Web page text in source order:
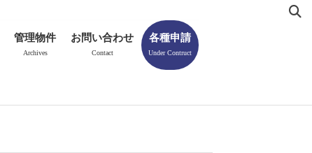
管理物件
Archives
お問い合わせ
Contact
各種申請
Under Contruct